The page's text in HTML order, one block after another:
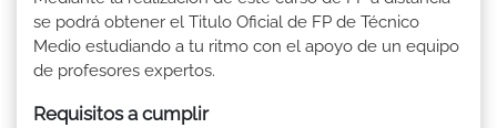
se podrá obtener el Titulo Oficial de FP de Técnico
Medio estudiando a tu ritmo con el apoyo de un equipo
de profesores expertos.
Requisitos a cumplir